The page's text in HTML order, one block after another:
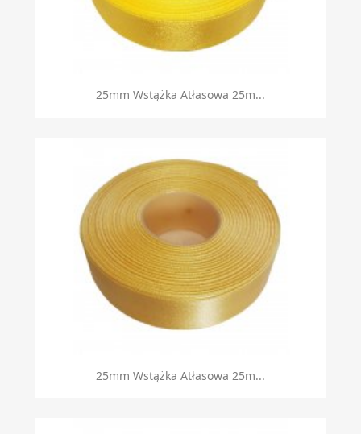
25mm Wstążka Atłasowa 25m...
25mm Wstążka Atłasowa 25m...